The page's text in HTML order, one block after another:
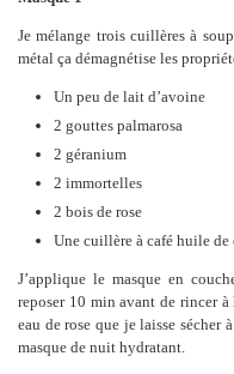
Je mélange trois cuillères à
métal ça démagnétise les
Un peu de lait d’avoine
2 gouttes palmarosa
2 géranium
2 immortelles
2 bois de rose
Une cuillère à café huile de
J’applique le masque en
reposer 10 min avant de rincer à
eau de rose que je laisse
masque de nuit hydratant.